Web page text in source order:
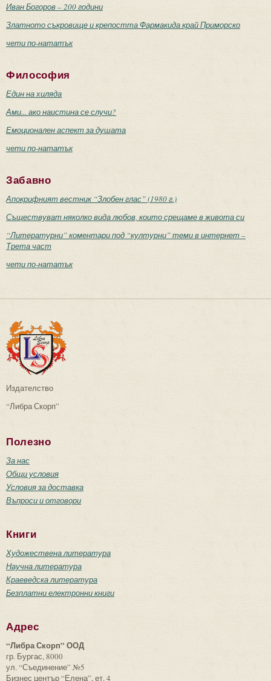
Иван Богоров – 200 години
Златното съкровище и крепостта Фармакида край Приморско
чети по-нататък
Философия
Един на хиляда
Ами... ако наистина се случи?
Емоционален аспект за душата
чети по-нататък
Забавно
Апокрифният вестник “Злобен глас” (1980 г.)
Съществуват няколко вида любов, които срещаме в живота си
“Литературни” коментари под “културни” теми в интернет –
Трета част
чети по-нататък
Издателство
“Либра Скорп”
Полезно
За нас
Общи условия
Условия за доставка
Въпроси и отговори
Книги
Художествена литература
Научна литература
Краеведска литература
Безплатни електронни книги
Адрес
“Либра Скорп” ООД
гр. Бургас, 8000
ул. “Съединение” №5
Бизнес център “Елена”, ет. 4